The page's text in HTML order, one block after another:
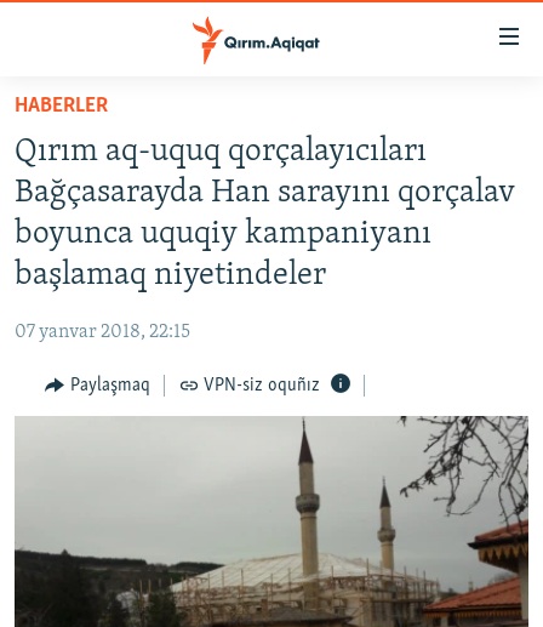
Esas
qaytmaq
Baş
navigatsiyağa
qaytmaq
Qıdıruvğa
SİYASET
İQTİSADİYAT
CEMİYET
İNSAN AQLARI
VİDEO
Русский
HABERLER
Qırım aq-uquq qorçalayıcıları
Bağçasarayda Han sarayını qorçalav
boyunca uquqiy kampaniyanı
başlamaq niyetindeler
07 yanvar 2018, 22:15
Paylaşmaq VPN-siz oquñız